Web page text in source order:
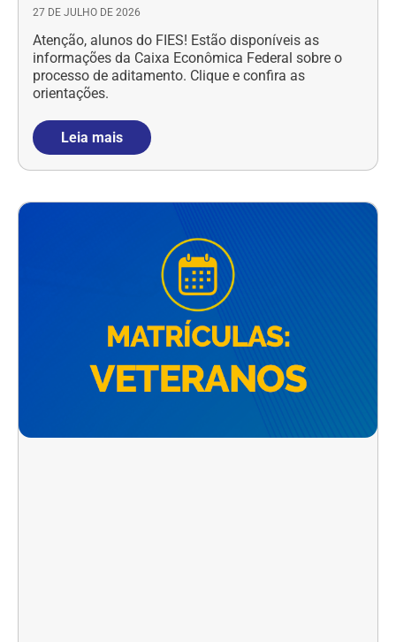
27 DE JULHO DE 2026
Atenção, alunos do FIES! Estão disponíveis as
informações da Caixa Econômica Federal sobre o
processo de aditamento. Clique e confira as
orientações.
Leia mais